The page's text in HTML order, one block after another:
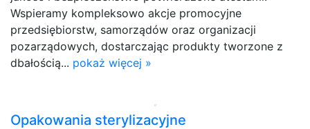
Wspieramy kompleksowo akcje promocyjne
przedsiębiorstw, samorządów oraz organizacji
pozarządowych, dostarczając produkty tworzone z
dbałością... pokaż więcej »
Opakowania sterylizacyjne